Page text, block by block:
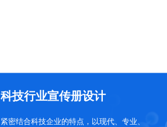
科技行业宣传册设计
紧密结合科技企业的特点，以现代、专业、